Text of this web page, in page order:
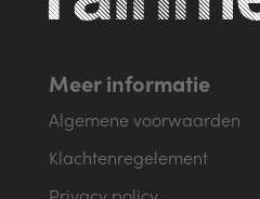
Meer informatie
Algemene voorwaarden
Klachtenregelement